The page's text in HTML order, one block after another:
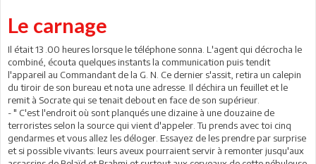
Le carnage
Il était 13 .00 heures lorsque le téléphone sonna. L'agent qui décrocha le
combiné, écouta quelques instants la communication puis tendit
l'appareil au Commandant de la G. N. Ce dernier s'assit, retira un calepin
du tiroir de son bureau et nota une adresse. Il déchira un feuillet et le
remit à Socrate qui se tenait debout en face de son supérieur.
- " C'est l'endroit où sont planqués une dizaine à une douzaine de
terroristes selon la source qui vient d'appeler. Tu prends avec toi cinq
gendarmes et vous allez les déloger. Essayez de les prendre par surprise
et si possible vivants: leurs aveux pourraient servir à remonter jusqu'aux